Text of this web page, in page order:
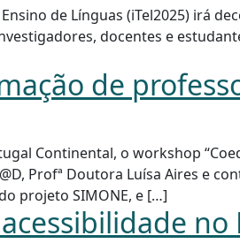
de Línguas (iTel2025) irá
docentes e
de
Continental, o workshop
Profª Doutora Luísa Aires e
projeto SIMONE, e […]
no